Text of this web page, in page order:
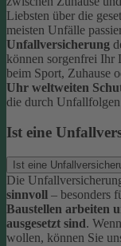
Liebsten über die
meisten Unfälle
Unfallversicherung
können sorgenfrei Ihr
beim Sport, Zuhause
Uhr weltweiten
die durch Unfallfolgen
Ist eine
Ist eine
Die
sinnvoll – besonders
Baustellen arbeiten
ausgesetzt sind.
wollen, können Sie